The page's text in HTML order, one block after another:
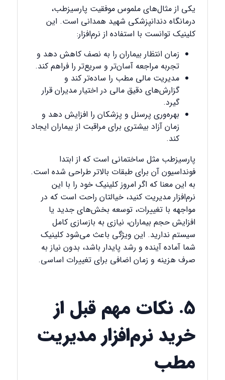
یکی از مثال‌های ملموس موفقیت پارسیزطب،
درمانگاه دندانپزشکی شهید همدانی است. این
کلینیک توانست با استفاده از نرم‌افزار:
زمان انتظار بیماران را به نصف کاهش دهد و
تجربه مراجعه آسان‌تر و سریع‌تر را فراهم کند.
مدیریت مالی مطب را ساده‌تر کند و
گزارش‌های دقیق مالی در اختیار مدیران قرار
گیرد.
بهره‌وری پرسنل و پزشکان را افزایش دهد و
زمان آزاد بیشتری برای مراقبت از بیماران ایجاد
کند.
پارسیزطب مثل ساختمانی است که از ابتدا
فونداسیون آن برای طبقات بالاتر طراحی شده است.
به این معنا که اگر امروز کلینیک خود را با این
نرم‌افزار مدیریت کنید، خیالتان راحت است که در
مواجهه با تغییرات، توسعه بخش‌های جدید یا
افزایش حجم بیماران، نیازی به بازسازی کامل
سیستم ندارید. این ویژگی باعث می‌شود کلینیک
شما آماده آینده و رشد پایدار باشد، بدون نیاز به
صرف هزینه و زمان اضافی برای تغییرات اساسی.
۵. نکات مهم قبل از
خرید نرم‌افزار مدیریت
مطب